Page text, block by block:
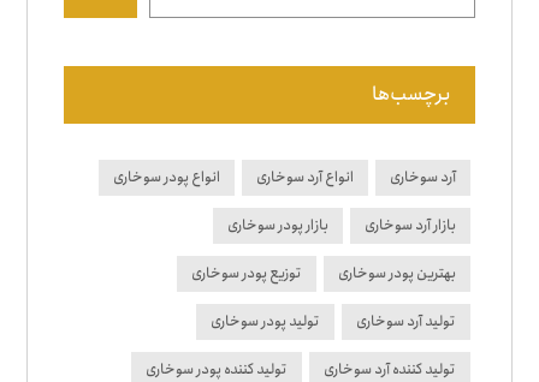
برچسب‌ها
آرد سوخاری انواع آرد سوخاری انواع پودر سوخاری
بازار آرد سوخاری بازار پودر سوخاری
بهترین پودر سوخاری توزیع پودر سوخاری
تولید آرد سوخاری تولید پودر سوخاری
تولید کننده آرد سوخاری تولید کننده پودر سوخاری